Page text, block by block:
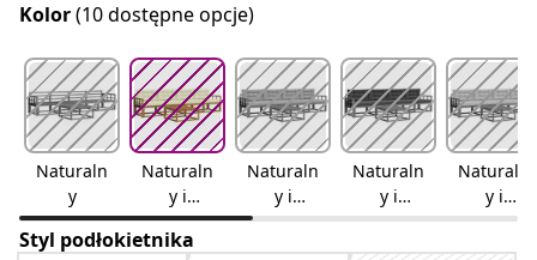
Kolor(10 dostępne opcje)
Naturaln
y
Naturaln
y i
kremowy
Naturaln
y i
jasnoszar
y
Naturaln
y i
antracyto
wy
Naturaln
y i
beżowy
Styl podłokietnika